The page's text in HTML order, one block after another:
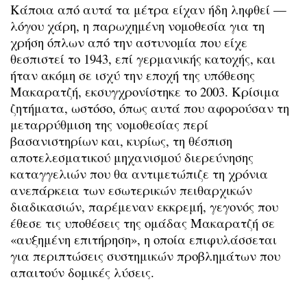
Κάποια από αυτά τα μέτρα είχαν ήδη ληφθεί —
λόγου χάρη, η παρωχημένη νομοθεσία για τη
χρήση όπλων από την αστυνομία που είχε
θεσπιστεί το 1943, επί γερμανικής κατοχής, και
ήταν ακόμη σε ισχύ την εποχή της υπόθεσης
Μακαρατζή, εκσυγχρονίστηκε το 2003. Κρίσιμα
ζητήματα, ωστόσο, όπως αυτά που αφορούσαν τη
μεταρρύθμιση της νομοθεσίας περί
βασανιστηρίων και, κυρίως, τη θέσπιση
αποτελεσματικού μηχανισμού διερεύνησης
καταγγελιών που θα αντιμετώπιζε τη χρόνια
ανεπάρκεια των εσωτερικών πειθαρχικών
διαδικασιών, παρέμεναν εκκρεμή, γεγονός που
έθεσε τις υποθέσεις της ομάδας Μακαρατζή σε
«αυξημένη επιτήρηση», η οποία επιφυλάσσεται
για περιπτώσεις συστημικών προβλημάτων που
απαιτούν δομικές λύσεις.